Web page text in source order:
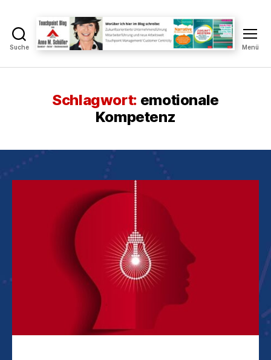
Suche
Touchpoint
Blog
Schüller
Menü
Schlagwort: emotionale
Kompetenz